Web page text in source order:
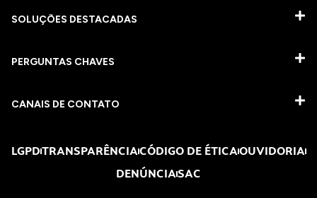
SOLUÇÕES DESTACADAS
PERGUNTAS CHAVES​
CANAIS DE CONTATO
LGPDTRANSPARÊNCIACÓDIGO DE ÉTICAOUVIDORIA
DENÚNCIASAC